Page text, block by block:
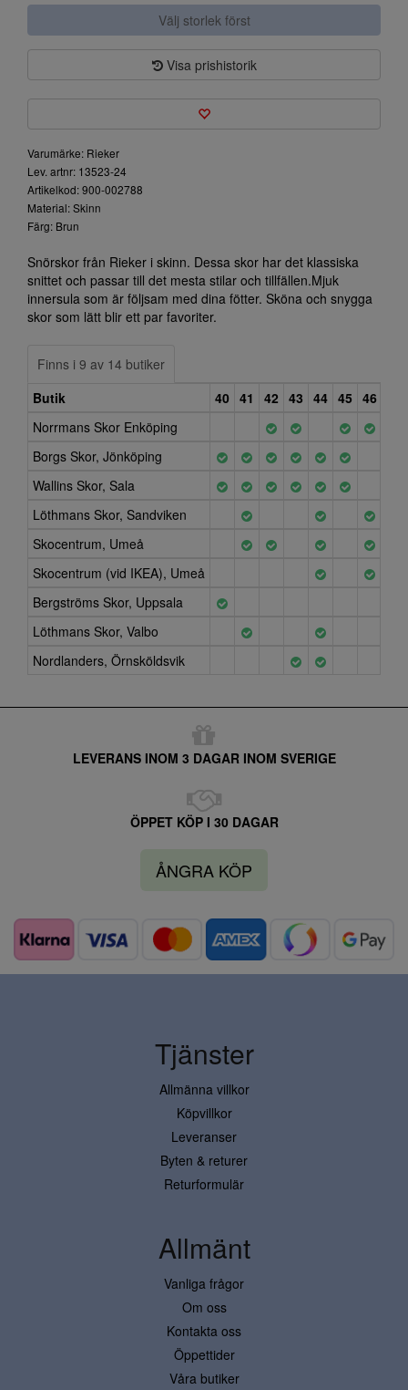
Välj storlek först
Visa prishistorik
Varumärke: Rieker
Lev. artnr: 13523-24
Artikelkod: 900-002788
Material: Skinn
Färg: Brun
Snörskor från Rieker i skinn. Dessa skor har det klassiska
snittet och passar till det mesta stilar och tillfällen.Mjuk
innersula som är följsam med dina fötter. Sköna och snygga
skor som lätt blir ett par favoriter.
Finns i 9 av 14 butiker
Butik
40 41 42 43 44 45 46
Norrmans Skor Enköping
Borgs Skor, Jönköping
Wallins Skor, Sala
Löthmans Skor, Sandviken
Skocentrum, Umeå
Skocentrum (vid IKEA), Umeå
Bergströms Skor, Uppsala
Löthmans Skor, Valbo
Nordlanders, Örnsköldsvik
LEVERANS INOM 3 DAGAR INOM SVERIGE
ÖPPET KÖP I 30 DAGAR
ÅNGRA KÖP
Tjänster
Allmänna villkor
Köpvillkor
Leveranser
Byten & returer
Returformulär
Allmänt
Vanliga frågor
Om oss
Kontakta oss
Öppettider
Våra butiker